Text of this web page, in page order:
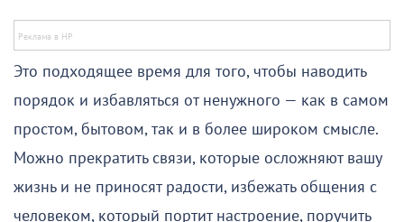
Это подходящее время для того, чтобы наводить
порядок и избавляться от ненужного — как в самом
простом, бытовом, так и в более широком смысле.
Можно прекратить связи, которые осложняют вашу
жизнь и не приносят радости, избежать общения с
человеком, который портит настроение, поручить